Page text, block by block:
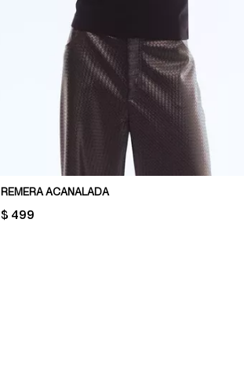
REMERA ACANALADA
PRICE:
$ 499